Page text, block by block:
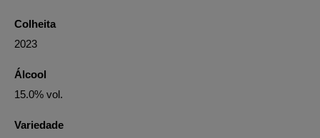
Colheita
2023
Álcool
15.0% vol.
Variedade